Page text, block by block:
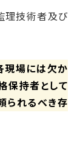
理技術者及び
現場には欠か
保持者として
られるべき存